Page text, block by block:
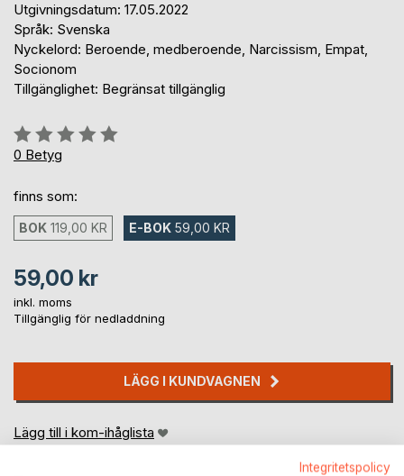
Utgivningsdatum: 17.05.2022
Språk: Svenska
Nyckelord: Beroende, medberoende, Narcissism, Empat,
Socionom
Tillgänglighet: Begränsat tillgänglig
Betyg::
0%
0 Betyg
finns som:
BOK 119,00 KR E-BOK 59,00 KR
59,00 kr
inkl. moms
Tillgänglig för nedladdning
LÄGG I KUNDVAGNEN
Lägg till i kom-ihåglista
Integritetspolicy